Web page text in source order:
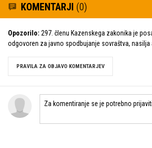
KOMENTARJI (0)
Opozorilo: 297. členu Kazenskega zakonika je
odgovoren za javno spodbujanje sovraštva, nasilja
PRAVILA ZA OBJAVO KOMENTARJEV